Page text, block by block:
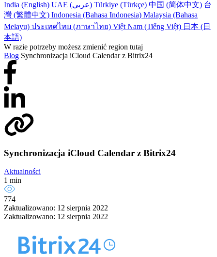
India (English)
UAE (عربي) Türkiye (Türkçe) 中国 (简体中文) 台
灣 (繁體中文) Indonesia (Bahasa Indonesia) Malaysia (Bahasa
Melayu) ประเทศไทย (ภาษาไทย) Việt Nam (Tiếng Việt) 日本 (日
本語)
W razie potrzeby możesz zmienić region tutaj
Blog Synchronizacja iCloud Сalendar z Bitrix24
Synchronizacja iCloud Сalendar z Bitrix24
Aktualności
1 min
774
Zaktualizowano: 12 sierpnia 2022
Zaktualizowano: 12 sierpnia 2022